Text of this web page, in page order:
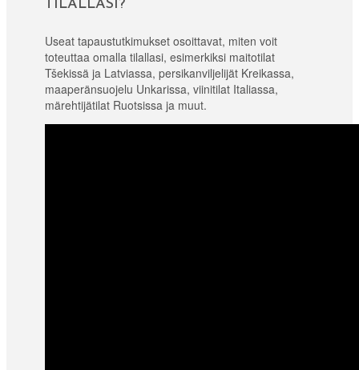
Useat tapaustutkimukset osoittavat, miten voit
toteuttaa omalla tilallasi, esimerkiksi maitotilat
Tšekissä ja Latviassa, persikanviljelijät Kreikassa,
maaperänsuojelu Unkarissa, viinitilat Italiassa,
märehtijätilat Ruotsissa ja muut.